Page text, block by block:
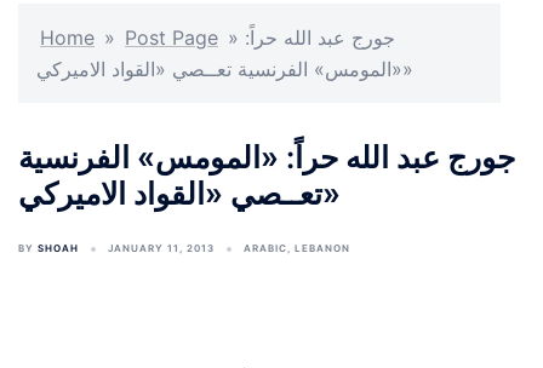
Home » Post Page » جورج عبد الله حراً:
«المومس» الفرنسية تعــصي «القواد الاميركي»
جورج عبد الله حراً: «المومس» الفرنسية
تعــصي «القواد الاميركي»
BY SHOAH JANUARY 11, 2013 ARABIC, LEBANON